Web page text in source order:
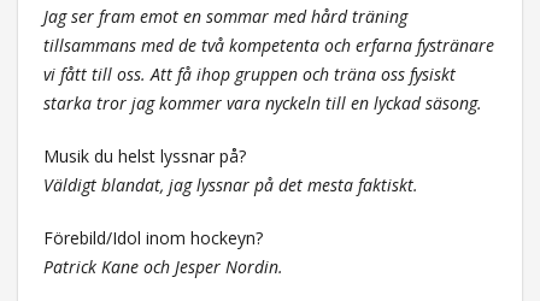
Jag ser fram emot en sommar med hård träning
tillsammans med de två kompetenta och erfarna fystränare
vi fått till oss. Att få ihop gruppen och träna oss fysiskt
starka tror jag kommer vara nyckeln till en lyckad säsong.
Musik du helst lyssnar på?
Väldigt blandat, jag lyssnar på det mesta faktiskt.
Förebild/Idol inom hockeyn?
Patrick Kane och Jesper Nordin.